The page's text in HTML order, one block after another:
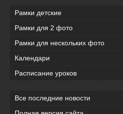
Рамки детские
Рамки для 2 фото
Рамки для нескольких фото
Календари
Расписание уроков
Все последние новости